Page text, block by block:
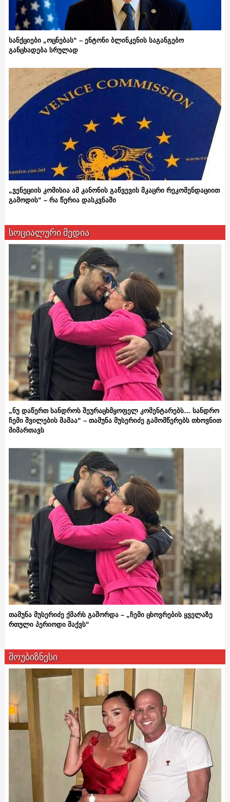
სანქციები „ოცნებას“ – ენტონი ბლინკენის საგანგებო
განცხადება სრულად
„ვენეციის კომისია ამ კანონის გაწვევის მკაცრი რეკომენდაციით
გამოდის“ – რა წერია დასკვნაში
სოციალური მედია
„ნუ დაწერთ სანდროს შეურაცხმყოფელ კომენტარებს… სანდრო
ჩემი შვილების მამაა“ – თამუნა მუსერიძე გამომწერებს თხოვნით
მიმართავს
თამუნა მუსერიძე ქმარს გაშორდა – „ჩემი ცხოვრების ყველაზე
რთული პერიოდი მაქვს“
შოუბიზნესი